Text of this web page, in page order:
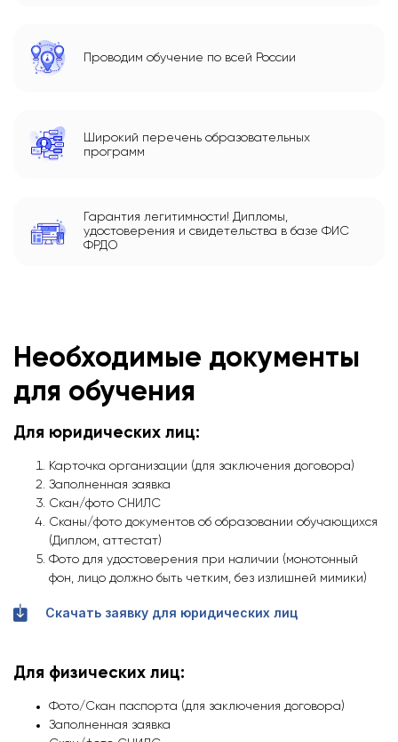
Проводим обучение по всей России
Широкий перечень образовательных
программ
Гарантия легитимности! Дипломы,
удостоверения и свидетельства в базе ФИС
ФРДО
Необходимые документы
для обучения
Для юридических лиц:
Карточка организации (для заключения договора)
Заполненная заявка
Скан/фото СНИЛС
Сканы/фото документов об образовании обучающихся
(Диплом, аттестат)
Фото для удостоверения при наличии (монотонный
фон, лицо должно быть четким, без излишней мимики)
Скачать заявку для юридических лиц
Для физических лиц:
Фото/Скан паспорта (для заключения договора)
Заполненная заявка